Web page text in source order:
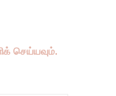
செய்யவும்.